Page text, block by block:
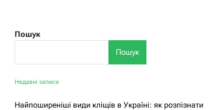
Пошук
Пошук
Недавні записи
Найпоширеніші види кліщів в Україні: як розпізнати